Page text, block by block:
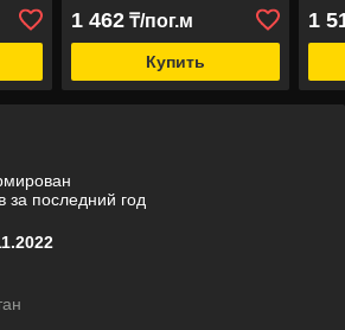
1 462₸/пог.м
Купить
1
за последний год